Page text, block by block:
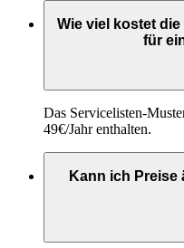
Wie viel kostet
für
Das Servicelisten-
49€/Jahr enthalten.
Kann ich Preise